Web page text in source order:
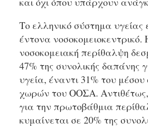
Το ελληνικό σύστημα υγείας
έντονα νοσοκομειοκεντρικό.
νοσοκομειακή περίθαλψη
47% της συνολικής δαπάνης
υγεία, έναντι 31% του
χωρών του ΟΟΣΑ.
για την πρωτοβάθμια
κυμαίνεται σε 20% της